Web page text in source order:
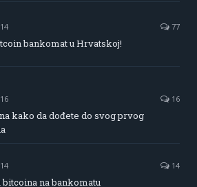
77
bankomat u Hrvatskoj!
16
kako da dođete do svog prvog
14
bitcoina na bankomatu